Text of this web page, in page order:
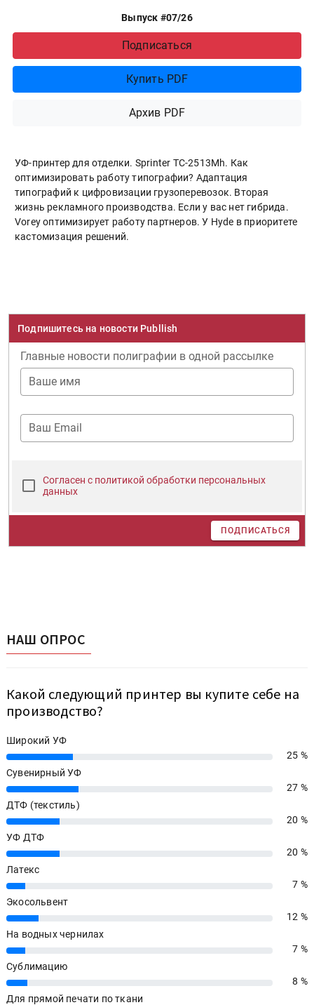
Выпуск #07/26
Подписаться
Купить PDF
Архив PDF
УФ-принтер для отделки. Sprinter ТС-2513Mh. Как
оптимизировать работу типографии? Адаптация
типографий к цифровизации грузоперевозок. Вторая
жизнь рекламного производства. Если у вас нет гибрида.
Vorey оптимизирует работу партнеров. У Hyde в приоритете
кастомизация решений.
НАШ ОПРОС
Какой следующий принтер вы купите себе на
производство?
Широкий УФ
25%
25 %
Сувенирный УФ
27%
27 %
ДТФ (текстиль)
20%
20 %
УФ ДТФ
20%
20 %
Латекс
7%
7 %
Экосольвент
12%
12 %
На водных чернилах
7%
7 %
Сублимацию
8%
8 %
Для прямой печати по ткани